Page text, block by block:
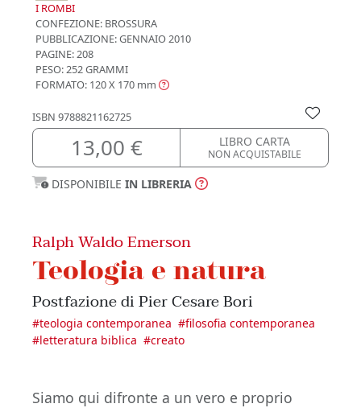
I ROMBI
CONFEZIONE: BROSSURA
PUBBLICAZIONE:GENNAIO 2010
PAGINE: 208
PESO: 252 GRAMMI
FORMATO: 120 X 170 mm
ISBN 9788821162725
13,00 € LIBRO CARTA
NON ACQUISTABILE
DISPONIBILE IN LIBRERIA
Ralph Waldo Emerson
Teologia e natura
Postfazione di Pier Cesare Bori
#teologia contemporanea #filosofia contemporanea
#letteratura biblica #creato
Siamo qui difronte a un vero e proprio